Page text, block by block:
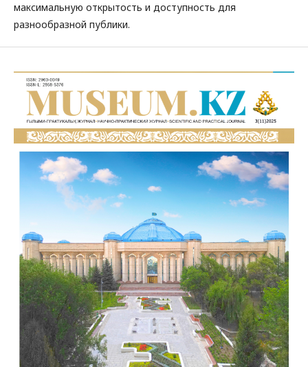
максимальную открытость и доступность для
разнообразной публики.